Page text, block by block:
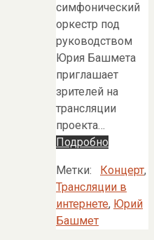
симфонический
оркестр под
руководством
Юрия Башмета
приглашает
зрителей на
трансляции
проекта…
Подробно
Метки: Концерт,
Трансляции в
интернете, Юрий
Башмет